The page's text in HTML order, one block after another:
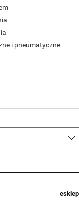
i pneumatyczne
esklep